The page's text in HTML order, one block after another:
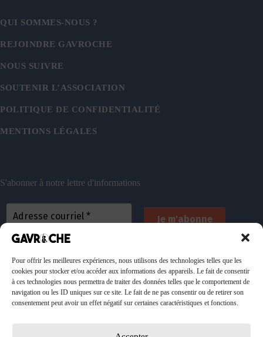
Pour offrir les meilleures expériences, nous utilisons des technologies telles que les
cookies pour stocker et/ou accéder aux informations des appareils. Le fait de consentir
à ces technologies nous permettra de traiter des données telles que le comportement de
navigation ou les ID uniques sur ce site. Le fait de ne pas consentir ou de retirer son
consentement peut avoir un effet négatif sur certaines caractéristiques et fonctions.
QUI SOMMES-NOUS ?
REJOINDRE GAVROCHE
NOUS SUIVRE
SOUTENIR L’ASSOCIATION
POLITIQUE DE CONFIDENTIALITÉ
MENTIONS LÉGALES
S'abonner à notre lettre d'informations
emails. Vous pouvez vous désinscrire à tout
moment. Consulteznotre politique de confidentialité
pour plus d’informations.